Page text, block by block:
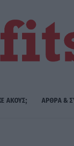
ΑΚΟΥΣ; ΑΡΘΡΑ &